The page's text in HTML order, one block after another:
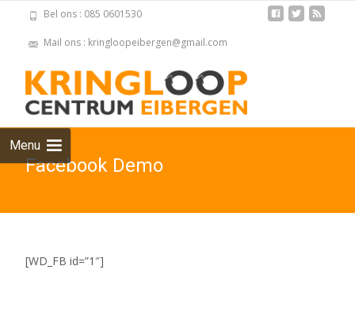
Bel ons : 085 0601530
Mail ons : kringloopeibergen@gmail.com
Menu
Facebook Demo
[WD_FB id=”1″]